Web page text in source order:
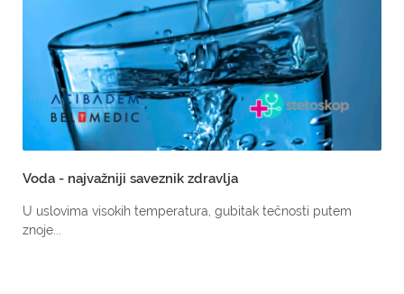
Voda - najvažniji saveznik zdravlja
U uslovima visokih temperatura, gubitak tečnosti putem
znoje...